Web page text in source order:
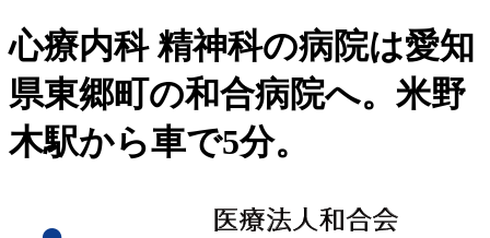
心療内科 精神科の病院は愛知
県東郷町の和合病院へ。米野
木駅から車で5分。